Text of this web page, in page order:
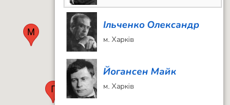
Г
М
Ільченко Олександр
м. Харків
Йогансен Майк
м. Харків